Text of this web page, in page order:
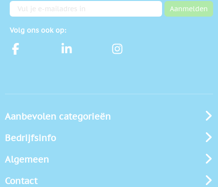
E-mailadres Aanmelden
Volg ons ook op:
Aanbevolen categorieën
Bedrijfsinfo
Algemeen
Contact